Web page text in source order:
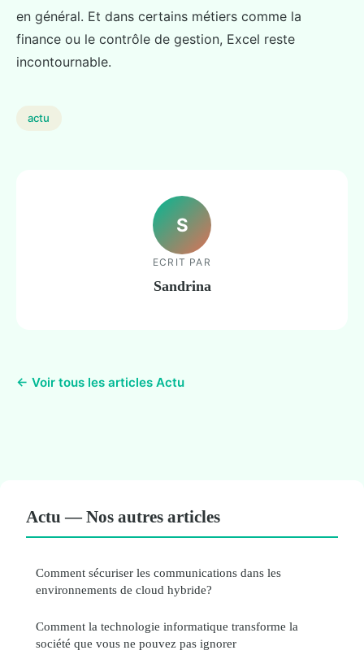
en général. Et dans certains métiers comme la
finance ou le contrôle de gestion, Excel reste
incontournable.
actu
S
ECRIT PAR
Sandrina
← Voir tous les articles Actu
Actu — Nos autres articles
Comment sécuriser les communications dans les
environnements de cloud hybride?
Comment la technologie informatique transforme la
société que vous ne pouvez pas ignorer